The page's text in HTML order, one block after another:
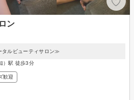
ン
ルビューティサロン≫
）駅 徒歩3分
歓迎